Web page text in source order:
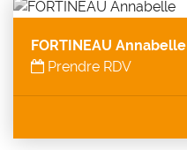
FORTINEAU Annabelle
Prendre RDV